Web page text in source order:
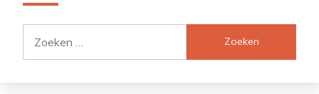
naar: